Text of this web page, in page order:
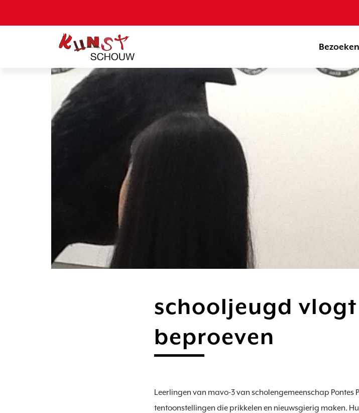
Bezoeken
schooljeugd
beproeven
Leerlingen van mavo-3 van scholengemeenschap Pontes
tentoonstellingen die prikkelen en nieuwsgierig maken.